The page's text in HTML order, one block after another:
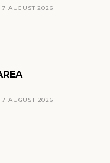
7 AUGUST 2026
7 AUGUST 2026